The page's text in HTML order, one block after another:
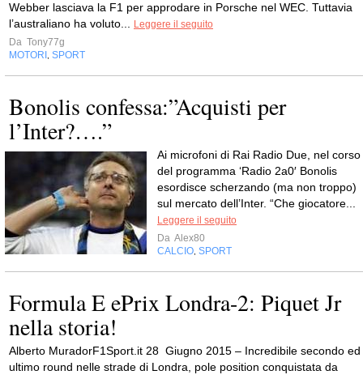
Webber lasciava la F1 per approdare in Porsche nel WEC. Tuttavia
l’australiano ha voluto...
Leggere il seguito
Da Tony77g
MOTORI
SPORT
Bonolis confessa:”Acquisti per
l’Inter?….”
Ai microfoni di Rai Radio Due, nel corso
del programma ‘Radio 2a0′ Bonolis
esordisce scherzando (ma non troppo)
sul mercato dell’Inter. “Che giocatore...
Leggere il seguito
Da Alex80
CALCIO SPORT
Formula E ePrix Londra-2: Piquet Jr
nella storia!
Alberto MuradorF1Sport.it 28 Giugno 2015 – Incredibile secondo ed
ultimo round nelle strade di Londra, pole position conquistata da